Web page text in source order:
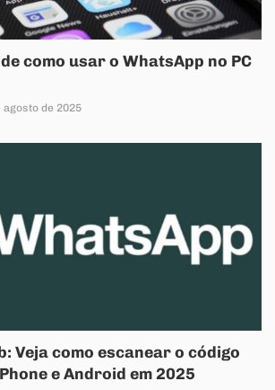
como usar o WhatsApp no PC
agosto de 2025
Veja como escanear o código
e Android em 2025